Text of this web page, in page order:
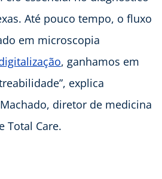
Até pouco tempo, o fluxo
em microscopia
, ganhamos em
explica
diretor de medicina
Total Care.